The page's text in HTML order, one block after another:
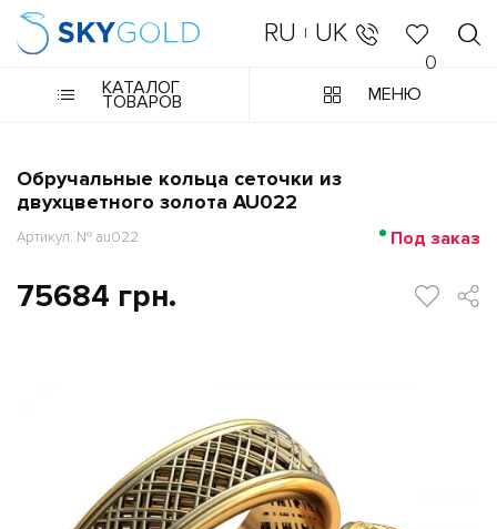
RU | UK
0
КАТАЛОГ
ТОВАРОВ МЕНЮ
Обручальные кольца сеточки из
двухцветного золота AU022
Артикул: № au022 Под заказ
75684 грн.